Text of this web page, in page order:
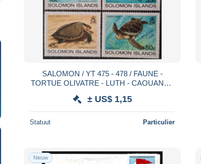
SALOMON / YT 475 - 478 / FAUNE -
TORTUE OLIVATRE - LUTH - CAOUANNE
± US$ 1,15
Statuut Particulier
Nieuw